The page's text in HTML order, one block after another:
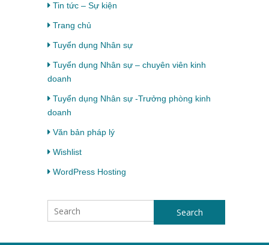
Tin tức – Sự kiện
Trang chủ
Tuyển dụng Nhân sự
Tuyển dụng Nhân sự – chuyên viên kinh
doanh
Tuyển dụng Nhân sự -Trưởng phòng kinh
doanh
Văn bản pháp lý
Wishlist
WordPress Hosting
Search